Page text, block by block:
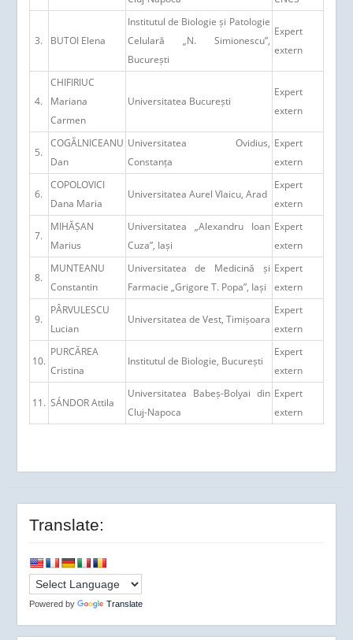
3. BUTOI Elena
Institutul de Biologie și Patologie
Celulară „N. Simionescu”,
București
Expert
extern
4.
CHIFIRIUC
Mariana
Carmen
Universitatea București
Expert
extern
5.
COGĂLNICEANU
Dan
Universitatea Ovidius,
Constanța
Expert
extern
6.
COPOLOVICI
Dana Maria
Universitatea Aurel Vlaicu, Arad
Expert
extern
7.
MIHĂȘAN
Marius
Universitatea „Alexandru Ioan
Cuza”, Iași
Expert
extern
8.
MUNTEANU
Constantin
Universitatea de Medicină și
Farmacie „Grigore T. Popa”, Iași
Expert
extern
9.
PÂRVULESCU
Lucian
Universitatea de Vest, Timișoara
Expert
extern
10.
PURCĂREA
Cristina
Institutul de Biologie, București
Expert
extern
11. SÁNDOR Attila
Universitatea Babeș-Bolyai din
Cluj-Napoca
Expert
extern
Translate:
Powered by Translate